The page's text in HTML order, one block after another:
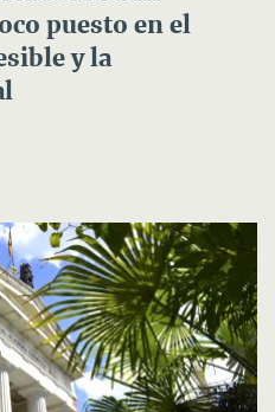
puesto en el
y la